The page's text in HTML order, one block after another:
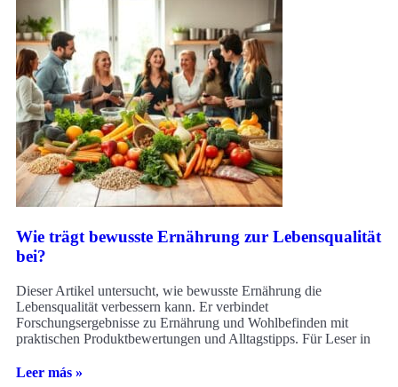
Wie trägt bewusste Ernährung zur Lebensqualität
bei?
Dieser Artikel untersucht, wie bewusste Ernährung die
Lebensqualität verbessern kann. Er verbindet
Forschungsergebnisse zu Ernährung und Wohlbefinden mit
praktischen Produktbewertungen und Alltagstipps. Für Leser in
Leer más »